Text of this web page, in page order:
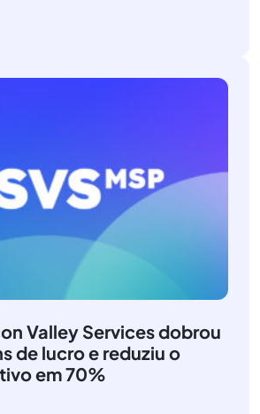
Valley Services dobrou
de lucro e reduziu o
em 70%